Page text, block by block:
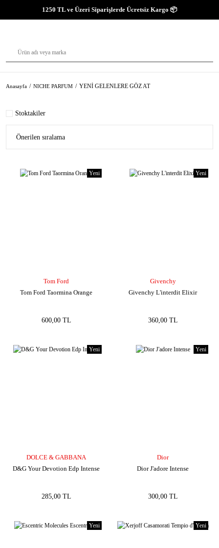
1250 TL ve Üzeri Siparişlerde Ücretsiz Kargo 📦
Anasayfa NICHE PARFUM YENİ GELENLERE GÖZ AT
Stoktakiler
Yeni
Tom Ford
Tom Ford Taormina Orange
600,00 TL
Yeni
Givenchy
Givenchy L'interdit Elixir
360,00 TL
Yeni
DOLCE & GABBANA
D&G Your Devotion Edp Intense
285,00 TL
Yeni
Dior
Dior J'adore Intense
300,00 TL
Yeni Yeni